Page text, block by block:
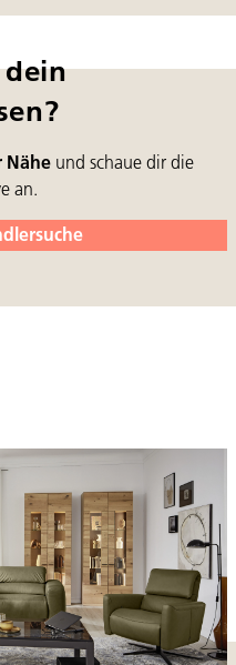
Nähe und schaue dir die
an.